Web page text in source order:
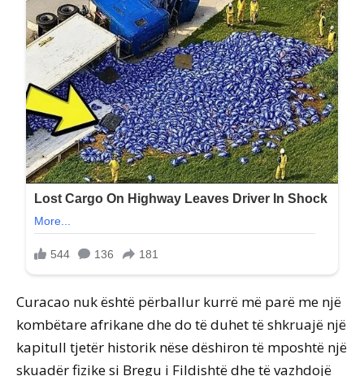
Curacao nuk është përballur kurrë më parë me një
kombëtare afrikane dhe do të duhet të shkruajë një
kapitull tjetër historik nëse dëshiron të mposhtë një
skuadër fizike si Bregu i Fildishtë dhe të vazhdojë